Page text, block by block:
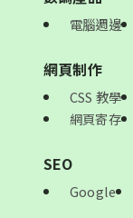
電腦週邊
網頁制作
CSS 教學
網頁寄存
SEO
Google